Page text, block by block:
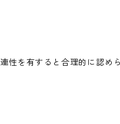
性を有すると合理的に認め